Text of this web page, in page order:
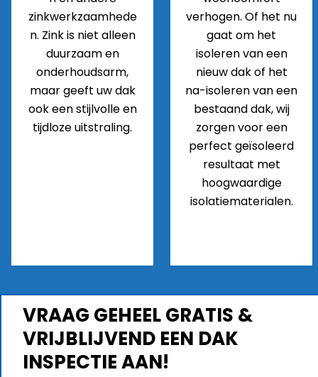
zinkwerkzaamhede
n. Zink is niet alleen
duurzaam en
onderhoudsarm,
maar geeft uw dak
ook een stijlvolle en
tijdloze uitstraling.
verhogen. Of het nu
gaat om het
isoleren van een
nieuw dak of het
na-isoleren van een
bestaand dak, wij
zorgen voor een
perfect geïsoleerd
resultaat met
hoogwaardige
isolatiematerialen.
VRAAG GEHEEL GRATIS &
VRIJBLIJVEND EEN DAK
INSPECTIE AAN!